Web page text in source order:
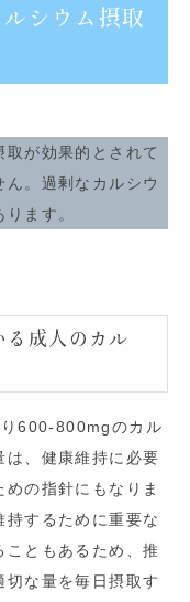
シウム摂取
が効果的とされて
。過剰なカルシウ
ます。
る成人のカル
600-800mgのカル
は、健康維持に必要
の指針にもなりま
するために重要な
ともあるため、推
な量を毎日摂取す